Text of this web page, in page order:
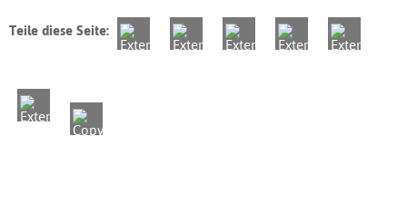
Teile diese Seite: